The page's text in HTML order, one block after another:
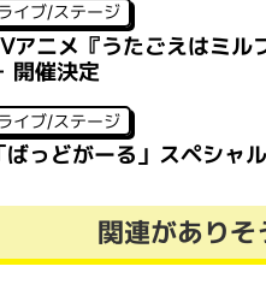
イブ/ステージ
アニメ『うたごえはミ
開催決定
イブ/ステージ
ばっどがーる」スペシャ
関連がありそ